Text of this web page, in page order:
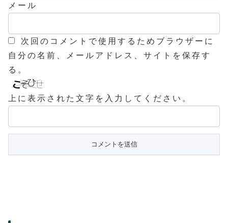
メール
次回のコメントで使用するためブラウザーに
自分の名前、メールアドレス、サイトを保存す
る。
上に表示された文字を入力してください。